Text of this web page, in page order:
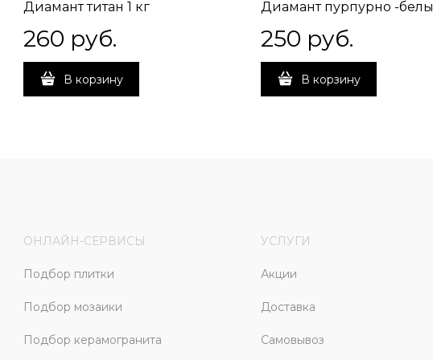
Диамант титан 1 кг
260 руб.
В корзину
Диамант пурпурно -
250 руб.
В корзину
ОНЛАЙН-СЕРВИСЫ
Подбор плитки
Подбор мозаики
Подбор керамогранита
УСЛУГИ
Акции
Доставка
Самовывоз